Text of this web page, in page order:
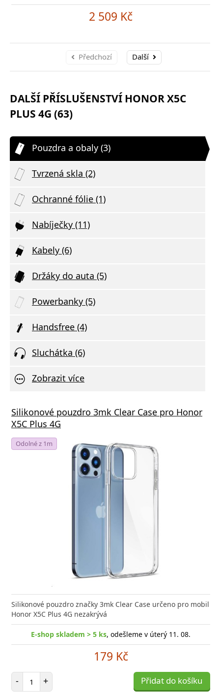
2 509 Kč
Předchozí Další
DALŠÍ PŘÍSLUŠENSTVÍ HONOR X5C
PLUS 4G (63)
Pouzdra a obaly (3)
Tvrzená skla (2)
Ochranné fólie (1)
Nabíječky (11)
Kabely (6)
Držáky do auta (5)
Powerbanky (5)
Handsfree (4)
Sluchátka (6)
Zobrazit více
Silikonové pouzdro 3mk Clear Case pro Honor
X5C Plus 4G
Odolné z 1m
Silikonové pouzdro značky 3mk Clear Case určeno pro mobil
Honor X5C Plus 4G nezakrývá
E-shop skladem > 5 ks, odešleme v úterý 11. 08.
179 Kč
- Počet položek
+ Přidat do košíku